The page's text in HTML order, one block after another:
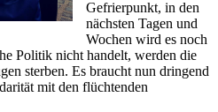
Gefrierpunkt, in den
nächsten Tagen und
Wochen wird es noch
Politik nicht handelt, werden die
sterben. Es braucht nun dringend
mit den flüchtenden